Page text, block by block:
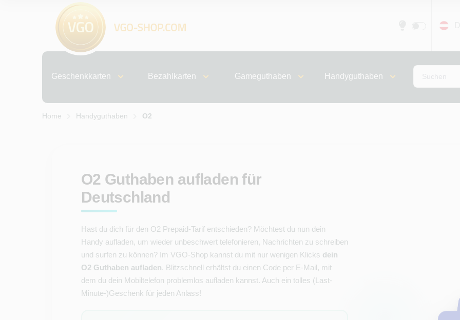
Geschenkkarten Bezahlkarten Gameguthaben Handyguthaben
Home Handyguthaben O2
O2 Guthaben aufladen für
Deutschland
Hast du dich für den O2 Prepaid-Tarif entschieden? Möchtest du nun dein
Handy aufladen, um wieder unbeschwert telefonieren, Nachrichten zu schreiben
und surfen zu können? Im VGO-Shop kannst du mit nur wenigen Klicks dein
O2 Guthaben aufladen. Blitzschnell erhältst du einen Code per E-Mail, mit
dem du dein Mobiltelefon problemlos aufladen kannst. Auch ein tolles (Last-
Minute-)Geschenk für jeden Anlass!